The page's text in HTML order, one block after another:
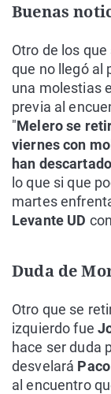
Buenas
Otro de los
que no llegó al
una molestias
previa al
"Melero se
viernes con
han
lo que si que
martes
Levante UD
Duda de
Otro que se
izquierdo fue
hace ser duda
desvelará
al encuentro